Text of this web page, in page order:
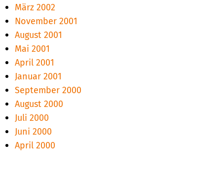
März 2002
November 2001
August 2001
Mai 2001
April 2001
Januar 2001
September 2000
August 2000
Juli 2000
Juni 2000
April 2000